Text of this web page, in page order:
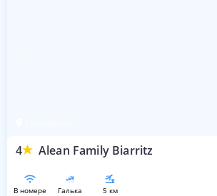
4 Alean Family Biarritz
в номере галька 5 км